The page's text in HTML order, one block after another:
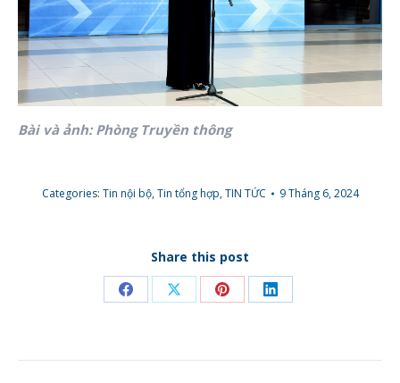
Bài và ảnh: Phòng Truyền thông
Categories: Tin nội bộ,Tin tổng hợp,TIN TỨC 9 Tháng 6, 2024
Share this post
Share
Facebook
Share
X
Share
Pinterest
Share
LinkedIn